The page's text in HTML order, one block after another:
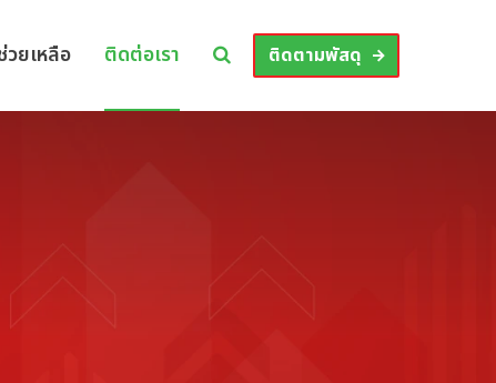
วยเหลือ ติดต่อเรา ติดตามพัสดุ